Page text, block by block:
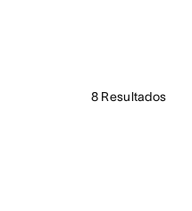
8 Resultados